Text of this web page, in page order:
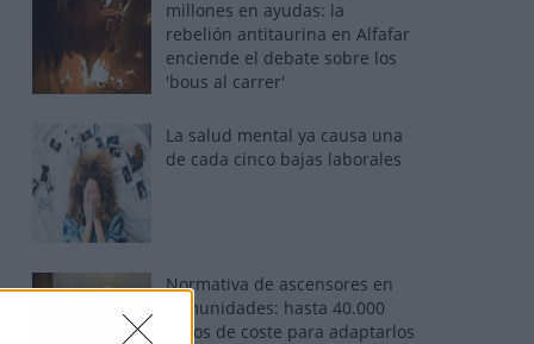
millones en ayudas: la
rebelión antitaurina en Alfafar
enciende el debate sobre los
'bous al carrer'
La salud mental ya causa una
de cada cinco bajas laborales
Normativa de ascensores en
comunidades: hasta 40.000
euros de coste para adaptarlos